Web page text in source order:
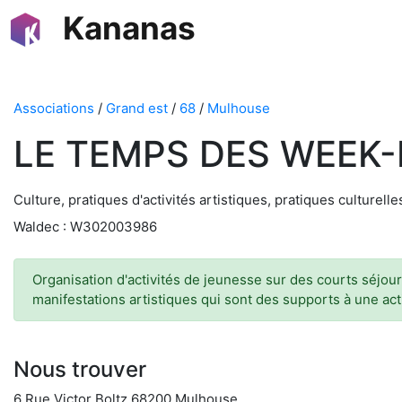
Kananas
Associations / Grand est / 68 / Mulhouse
LE TEMPS DES
Culture, pratiques d'activités artistiques, pratiques
Waldec : W302003986
Organisation d'activités de jeunesse sur des courts
manifestations artistiques qui sont des supports à une
Nous trouver